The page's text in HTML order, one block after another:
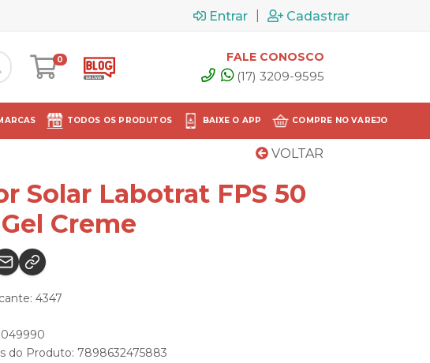
Entrar Cadastrar
0 FALE CONOSCO
(17) 3209-9595
TODOS OS PRODUTOS BAIXE O APP COMPRE NO VAREJO
VOLTAR
Solar Labotrat FPS 50
Creme
4347
do Produto: 7898632475883